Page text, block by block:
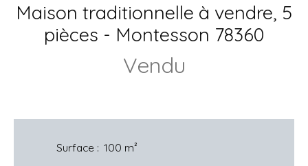
Maison traditionnelle à vendre, 5
pièces - Montesson 78360
Vendu
Surface : 100 m²